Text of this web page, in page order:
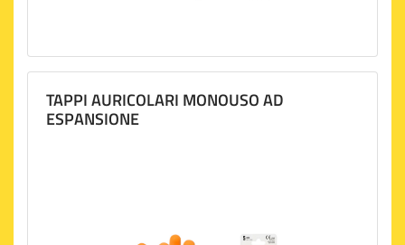
TAPPI AURICOLARI MONOUSO AD
ESPANSIONE